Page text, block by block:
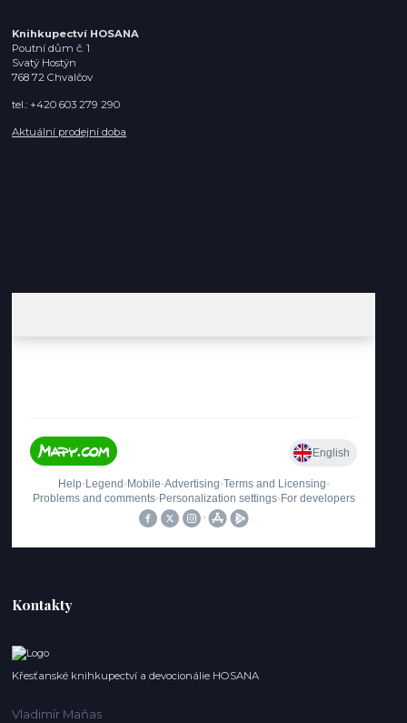
Knihkupectví HOSANA
Poutní dům č. 1
Svatý Hostýn
768 72 Chvalčov
tel.: +420 603 279 290
Aktuální prodejní doba
Kontakty
Křesťanské knihkupectví a devocionálie HOSANA
Vladimír Maňas